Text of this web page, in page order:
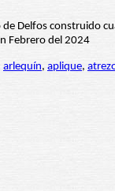
arlequín, aplique,